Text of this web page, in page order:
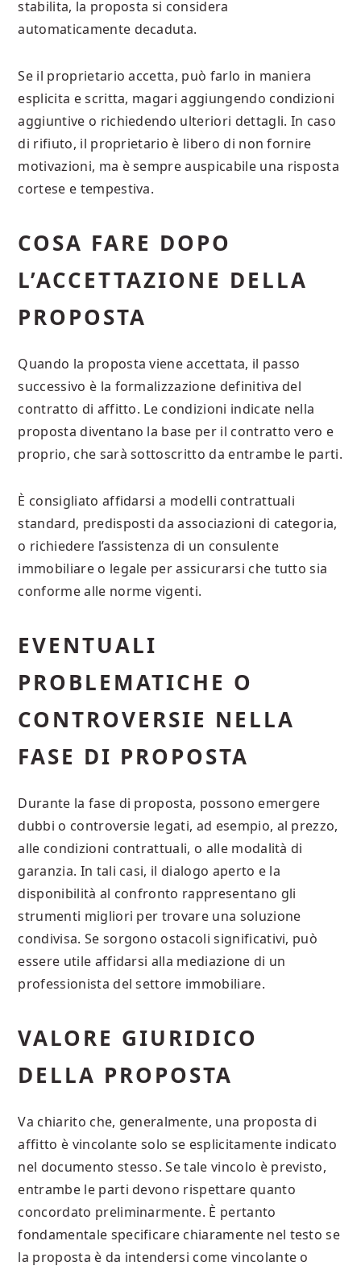
stabilita, la proposta si considera
automaticamente decaduta.
Se il proprietario accetta, può farlo in maniera
esplicita e scritta, magari aggiungendo condizioni
aggiuntive o richiedendo ulteriori dettagli. In caso
di rifiuto, il proprietario è libero di non fornire
motivazioni, ma è sempre auspicabile una risposta
cortese e tempestiva.
COSA FARE DOPO
L’ACCETTAZIONE DELLA
PROPOSTA
Quando la proposta viene accettata, il passo
successivo è la formalizzazione definitiva del
contratto di affitto. Le condizioni indicate nella
proposta diventano la base per il contratto vero e
proprio, che sarà sottoscritto da entrambe le parti.
È consigliato affidarsi a modelli contrattuali
standard, predisposti da associazioni di categoria,
o richiedere l’assistenza di un consulente
immobiliare o legale per assicurarsi che tutto sia
conforme alle norme vigenti.
EVENTUALI
PROBLEMATICHE O
CONTROVERSIE NELLA
FASE DI PROPOSTA
Durante la fase di proposta, possono emergere
dubbi o controversie legati, ad esempio, al prezzo,
alle condizioni contrattuali, o alle modalità di
garanzia. In tali casi, il dialogo aperto e la
disponibilità al confronto rappresentano gli
strumenti migliori per trovare una soluzione
condivisa. Se sorgono ostacoli significativi, può
essere utile affidarsi alla mediazione di un
professionista del settore immobiliare.
VALORE GIURIDICO
DELLA PROPOSTA
Va chiarito che, generalmente, una proposta di
affitto è vincolante solo se esplicitamente indicato
nel documento stesso. Se tale vincolo è previsto,
entrambe le parti devono rispettare quanto
concordato preliminarmente. È pertanto
fondamentale specificare chiaramente nel testo se
la proposta è da intendersi come vincolante o